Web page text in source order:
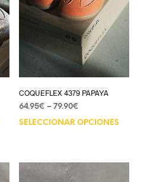
COQUEFLEX 4379 PAPAYA
64.95€ – 79.90€
SELECCIONAR OPCIONES